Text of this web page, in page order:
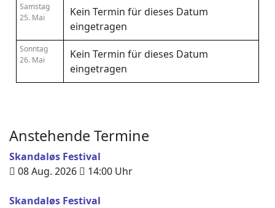
Samstag
25. Mai
Kein Termin für dieses Datum
eingetragen
Sonntag
26. Mai
Kein Termin für dieses Datum
eingetragen
Anstehende Termine
Skandaløs Festival
08 Aug. 2026
14:00 Uhr
Skandaløs Festival